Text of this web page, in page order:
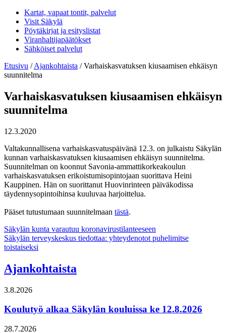
Kartat, vapaat tontit, palvelut
Visit Säkylä
Pöytäkirjat ja esityslistat
Viranhaltijapäätökset
Sähköiset palvelut
Etusivu /Ajankohtaista /Varhaiskasvatuksen kiusaamisen ehkäisyn
suunnitelma
Varhaiskasvatuksen kiusaamisen ehkäisyn
suunnitelma
12.3.2020
Valtakunnallisena varhaiskasvatuspäivänä 12.3. on julkaistu Säkylän
kunnan varhaiskasvatuksen kiusaamisen ehkäisyn suunnitelma.
Suunnitelman on koonnut Savonia-ammattikorkeakoulun
varhaiskasvatuksen erikoistumisopintojaan suorittava Heini
Kauppinen. Hän on suorittanut Huovinrinteen päiväkodissa
täydennysopintoihinsa kuuluvaa harjoittelua.
Pääset tutustumaan suunnitelmaan tästä.
Artikkelien
selaus
Säkylän kunta varautuu koronavirustilanteeseen
Säkylän terveyskeskus tiedottaa: yhteydenotot puhelimitse
toistaiseksi
Ajankohtaista
3.8.2026
Koulutyö alkaa Säkylän kouluissa ke 12.8.2026
28.7.2026